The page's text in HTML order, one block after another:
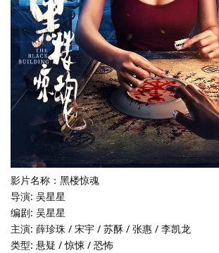
影片名称：黑楼惊魂
导演: 吴星星
编剧: 吴星星
主演: 薛珍珠 / 宋宇 / 苏酥 / 张惠 / 李凯龙
类型: 悬疑 / 惊悚 / 恐怖